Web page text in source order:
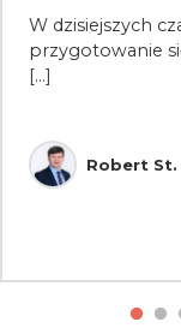
W dzisiejszych
przygotowanie
[...]
Robert